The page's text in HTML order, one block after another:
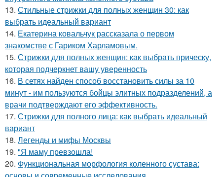
13. Стильные стрижки для полных женщин 30: как
выбрать идеальный вариант
14. Екатерина ковальчук рассказала о первом
знакомстве с Гариком Харламовым.
15. Стрижки для полных женщин: как выбрать прическу,
которая подчеркнет вашу уверенность
16. В сетях найден способ восстановить силы за 10
минут - им пользуются бойцы элитных подразделений, а
врачи подтверждают его эффективность.
17. Стрижки для полного лица: как выбрать идеальный
вариант
18. Легенды и мифы Москвы
19. "Я маму превзошла!
20. Функциональная морфология коленного сустава: